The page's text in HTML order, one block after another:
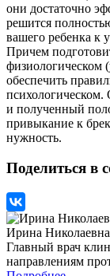
они достаточно
решится
вашего ребенка к
Причем
обеспечить
и полученный
привыкание к
нужность.
Поделиться в
Ирина
Главный врач
направлениям